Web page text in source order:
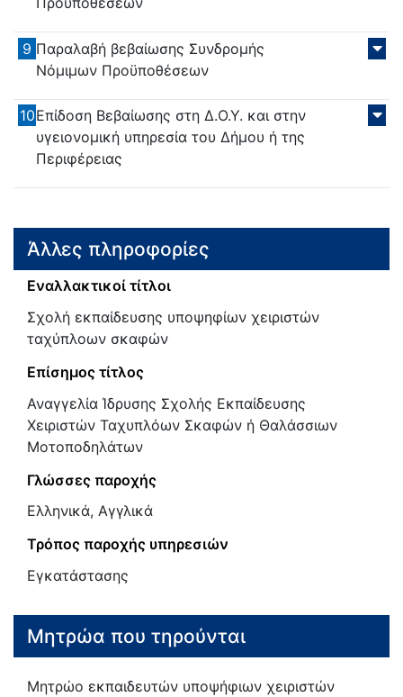
9 Παραλαβή βεβαίωσης Συνδρομής
Νόμιμων Προϋποθέσεων
10Επίδοση Βεβαίωσης στη Δ.Ο.Υ. και στην
υγειονομική υπηρεσία του Δήμου ή της
Περιφέρειας
Άλλες πληροφορίες
Εναλλακτικοί τίτλοι
Σχολή εκπαίδευσης υποψηφίων χειριστών
ταχύπλοων σκαφών
Επίσημος τίτλος
Αναγγελία Ίδρυσης Σχολής Εκπαίδευσης
Χειριστών Ταχυπλόων Σκαφών ή Θαλάσσιων
Μοτοποδηλάτων
Γλώσσες παροχής
Ελληνικά, Αγγλικά
Τρόπος παροχής υπηρεσιών
Εγκατάστασης
Μητρώα που τηρούνται
Μητρώο εκπαιδευτών υποψήφιων χειριστών